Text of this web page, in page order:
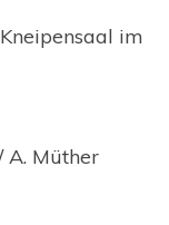
im
Müther